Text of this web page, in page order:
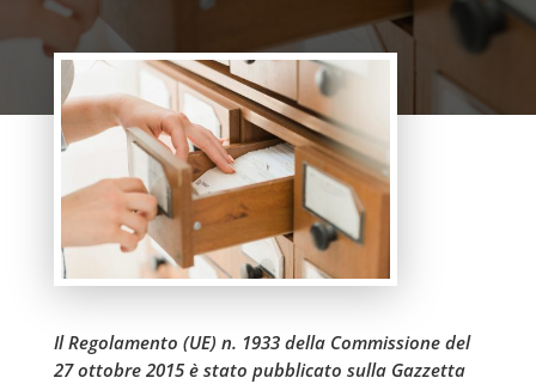
Il Regolamento (UE) n. 1933 della Commissione del
27 ottobre 2015 è stato pubblicato sulla Gazzetta